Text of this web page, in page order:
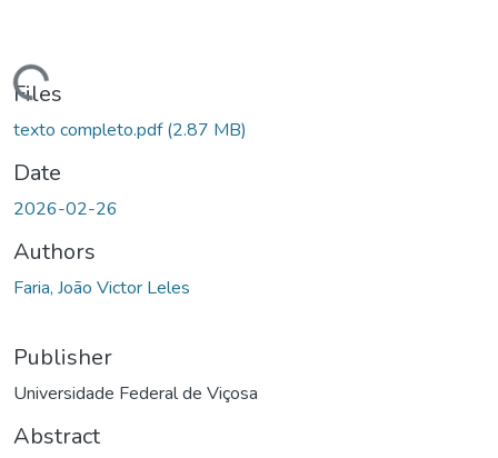
Files
texto completo.pdf(2.87 MB)
Date
2026-02-26
Authors
Faria, João Victor Leles
Publisher
Universidade Federal de Viçosa
Abstract